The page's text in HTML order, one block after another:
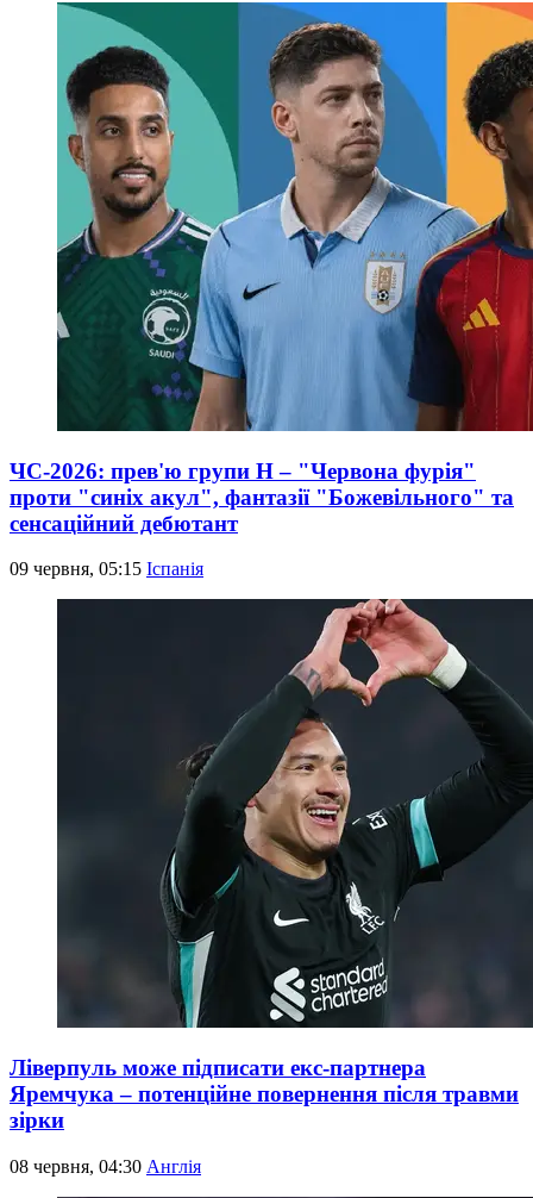
ЧС-2026: прев'ю групи Н – "Червона фурія"
проти "синіх акул", фантазії "Божевільного" та
сенсаційний дебютант
09 червня, 05:15 Іспанія
Ліверпуль може підписати екс-партнера
Яремчука – потенційне повернення після травми
зірки
08 червня, 04:30 Англія